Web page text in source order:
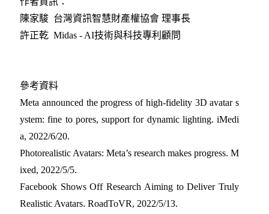
陳家駿 台灣資訊智慧財產權協會 理事長
許正乾 Midas - AI技術與科技專利顧問
參考資料
Meta announced the progress of high-fidelity 3D avatar s
ystem: fine to pores, support for dynamic lighting. iMedi
a, 2022/6/20.
Photorealistic Avatars: Meta’s research makes progress. M
ixed, 2022/5/5.
Facebook Shows Off Research Aiming to Deliver Truly
Realistic Avatars. RoadToVR, 2022/5/13.